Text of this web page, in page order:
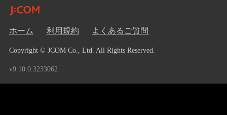
ホーム 利用規約 よくあるご質問
Copyright © JCOM Co., Ltd. All Rights Reserved.
v9.10.0.3233062